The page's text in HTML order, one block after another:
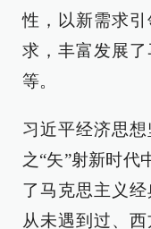
性，以新需求
求，丰富发展
等。
习近平经济思
之“矢”射新时代
了马克思主义
从未遇到过、